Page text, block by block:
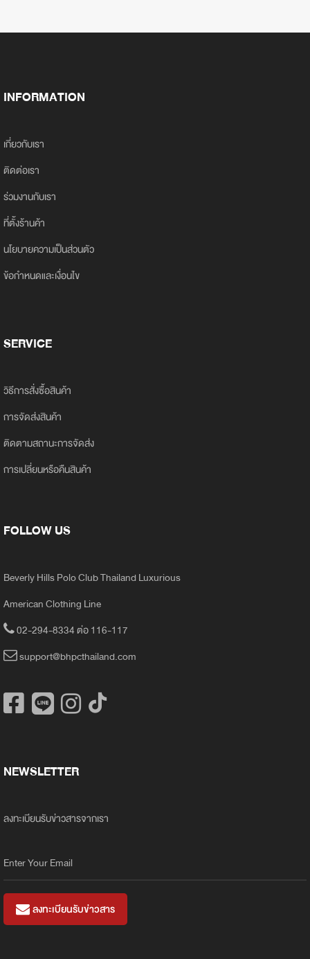
INFORMATION
เกี่ยวกับเรา
ติดต่อเรา
ร่วมงานกับเรา
ที่ตั้งร้านค้า
นโยบายความเป็นส่วนตัว
ข้อกำหนดและเงื่อนไข
SERVICE
วิธีการสั่งซื้อสินค้า
การจัดส่งสินค้า
ติดตามสถานะการจัดส่ง
การเปลี่ยนหรือคืนสินค้า
FOLLOW US
Beverly Hills Polo Club Thailand Luxurious
American Clothing Line
02-294-8334 ต่อ 116-117
support@bhpcthailand.com
NEWSLETTER
ลงทะเบียนรับข่าวสารจากเรา
ลงทะเบียนรับข่าวสาร